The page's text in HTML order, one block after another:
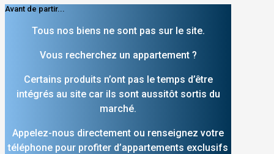
Avant de partir...
Tous nos biens ne sont pas sur le site.
Vous recherchez un appartement ?
Certains produits n’ont pas le temps d’être
intégrés au site car ils sont aussitôt sortis du
marché.
Appelez-nous directement ou renseignez votre
téléphone pour profiter d’appartements exclusifs